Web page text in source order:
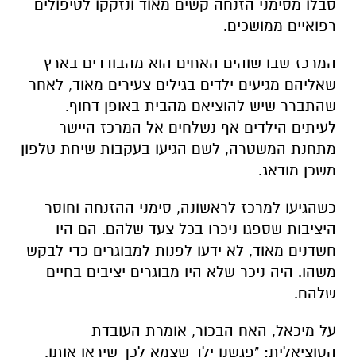
סבלו מסימני הזנחה קשים מאוד ונזקקו לטיפולים
רפואיים ממושכים.
המרכז שבו שוהים האחים הוא מהבודדים בארץ
שאליהם מגיעים ילדים בגילים צעירים מאוד, לאחר
שהתברר שיש להוציאם מהבית באופן דחוף.
לעיתים הילדים אף נשלחים אל המרכז היישר
מתחנת המשטרה, לשם הגיעו בעקבות שיחת טלפון
משכן מודאג.
כשהגיעו למרכז לראשונה, סימני ההזנחה וחוסר
היציבות שספגו ניכרו בכל צעד שלהם. הם היו
חשדנים מאוד, לא ידעו לפנות למבוגרים כדי לבקש
משהו. היה ניכר שלא היו מבוגרים יציבים בחיים
שלהם.
על מיכאל, האח הבכור, אומרת העובדת
הסוציאלית: "פגשנו ילד שצמא לכך שיראו אותו.